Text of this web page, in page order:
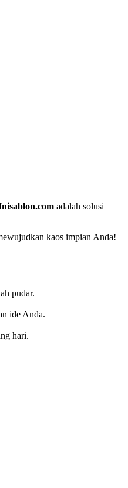
adalah solusi
kaos impian Anda!
pudar.
ide Anda.
hari.